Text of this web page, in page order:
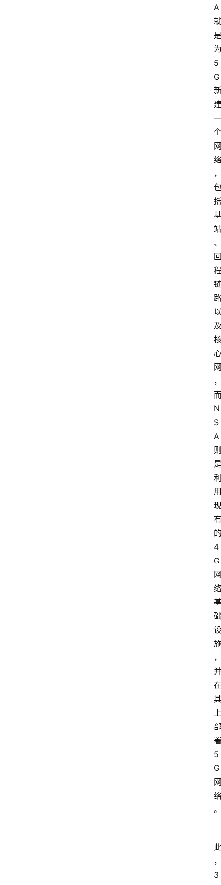
A
就
是
为
5
G
新
建
一
个
网
络
，
包
括
基
站
、
回
程
链
路
以
及
核
心
网
，
而
N
S
A
则
是
利
用
现
有
的
4
G
网
络
基
础
设
施
，
并
在
其
上
部
署
5
G
网
络
。
此
，
3